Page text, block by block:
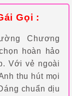
Gọi :
Chương
hoàn hảo
Với vẻ ngoài
thu hút mọi
chuẩn dịu